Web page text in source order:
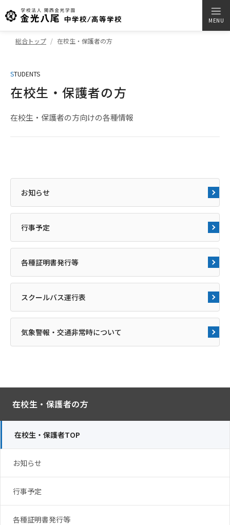
MENU
総合トップ 在校生・保護者の方
STUDENTS
在校生・保護者の方
在校生・保護者の方向けの各種情報
在校生・保護者の方
在校生・保護者TOP
お知らせ
行事予定
各種証明書発行等
お知らせ
行事予定
各種証明書発行等
スクールバス運行表
気象警報・交通非常時について